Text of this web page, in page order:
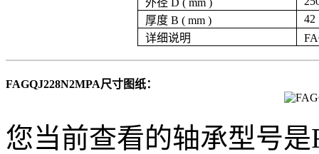
厚度 B ( mm )
42
详细说明
FAGQJ228N2MPA尺寸图纸：
您当前查看的轴承型号是